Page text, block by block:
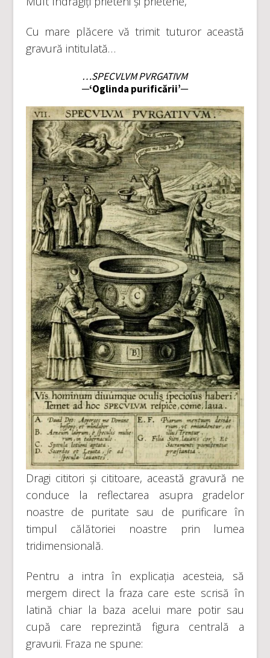
Cu mare plăcere vă trimit tuturor această
gravură intitulată…
…SPECVLVM PVRGATIVM
─‘Oglinda purificării’─
Dragi cititori și cititoare, această gravură ne
conduce la reflectarea asupra gradelor
noastre de puritate sau de purificare în
timpul călătoriei noastre prin lumea
tridimensională.
Pentru a intra în explicația acesteia, să
mergem direct la fraza care este scrisă în
latină chiar la baza acelui mare potir sau
cupă care reprezintă figura centrală a
gravurii. Fraza ne spune: